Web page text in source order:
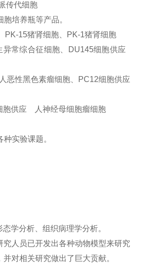
传代细胞
培养瓶等产品。
15猪肾细胞、PK-1猪肾细胞
常综合征细胞、DU145细胞供应
性黑色素瘤细胞、PC12细胞供应
胞供应 人神经母细胞瘤细胞
实验课题。
学分析、组织病理学分析。
人员已开发出各种动物模型来研究
对相关研究做出了巨大贡献。